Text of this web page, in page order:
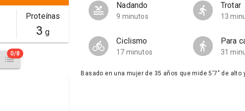
Proteínas
3 g
0/8
Nadando
9 minutos
Trotar
13
Ciclismo
17 minutos
Para
31
Basado en una mujer de 35 años que mide 5'7" de alto